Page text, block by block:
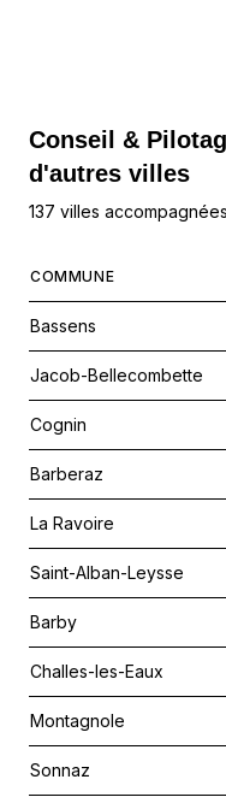
Conseil &
d'autres villes
137 villes
COMMUNE
Bassens
Jacob-Bellecombette
Cognin
Barberaz
La Ravoire
Saint-Alban-Leysse
Barby
Challes-les-Eaux
Montagnole
Sonnaz